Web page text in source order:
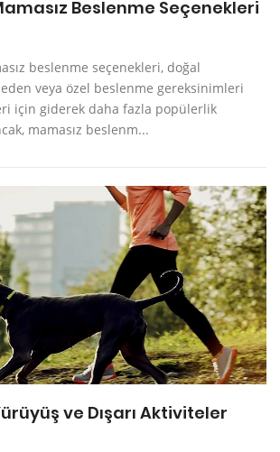
Beslenme Seçenekleri
beslenme seçenekleri, doğal
veya özel beslenme gereksinimleri
için giderek daha fazla popülerlik
mamasız beslenm...
ve Dışarı Aktiviteler